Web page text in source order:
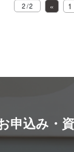
2 / 2 « 1
申込み・